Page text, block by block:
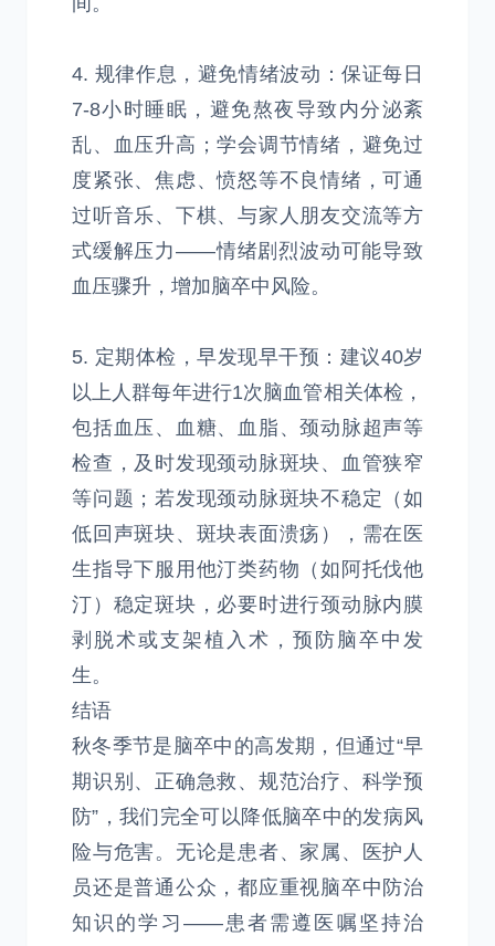
4. 规律作息，避免情绪波动：保证每日
7-8小时睡眠，避免熬夜导致内分泌紊
乱、血压升高；学会调节情绪，避免过
度紧张、焦虑、愤怒等不良情绪，可通
过听音乐、下棋、与家人朋友交流等方
式缓解压力——情绪剧烈波动可能导致
血压骤升，增加脑卒中风险。
5. 定期体检，早发现早干预：建议40岁
以上人群每年进行1次脑血管相关体检，
包括血压、血糖、血脂、颈动脉超声等
检查，及时发现颈动脉斑块、血管狭窄
等问题；若发现颈动脉斑块不稳定（如
低回声斑块、斑块表面溃疡），需在医
生指导下服用他汀类药物（如阿托伐他
汀）稳定斑块，必要时进行颈动脉内膜
剥脱术或支架植入术，预防脑卒中发
生。
结语
秋冬季节是脑卒中的高发期，但通过“早
期识别、正确急救、规范治疗、科学预
防”，我们完全可以降低脑卒中的发病风
险与危害。无论是患者、家属、医护人
员还是普通公众，都应重视脑卒中防治
知识的学习——患者需遵医嘱坚持治